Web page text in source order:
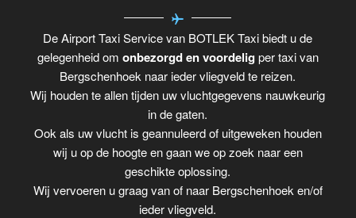
De Airport Taxi Service van BOTLEK Taxi biedt u de
gelegenheid om onbezorgd en voordelig per taxi van
Bergschenhoek naar ieder vliegveld te reizen.
Wij houden te allen tijden uw vluchtgegevens nauwkeurig
in de gaten.
Ook als uw vlucht is geannuleerd of uitgeweken houden
wij u op de hoogte en gaan we op zoek naar een
geschikte oplossing.
Wij vervoeren u graag van of naar Bergschenhoek en/of
ieder vliegveld.